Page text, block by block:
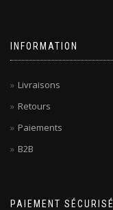
INFORMATION
Livraisons
Retours
Paiements
B2B
PAIEMENT SÉCURISÉ